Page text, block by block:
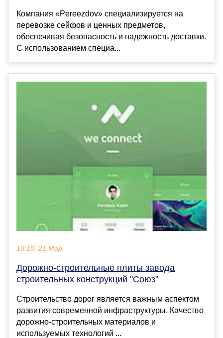
Компания «Pereezdov» специализируется на
перевозке сейфов и ценных предметов,
обеспечивая безопасность и надежность доставки.
С использованием специа...
10:10, 21 Мар
Дорожно-строительные плиты завода
строительных конструкций "Союз"
Строительство дорог является важным аспектом
развития современной инфраструктуры. Качество
дорожно-строительных материалов и
используемых технологий ...